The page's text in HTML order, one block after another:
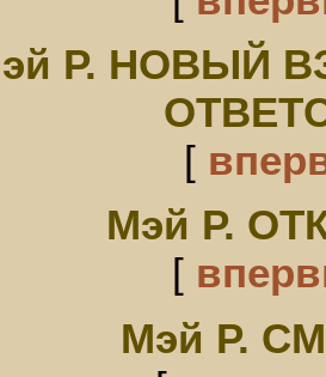
Р. НОВЫЙ
[
Мэй Р.
[
Мэй Р.